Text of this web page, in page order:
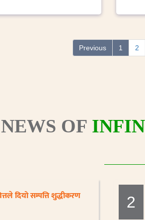
Previous 1 2
OF
दियो सम्पत्ति शुद्धीकरण
2